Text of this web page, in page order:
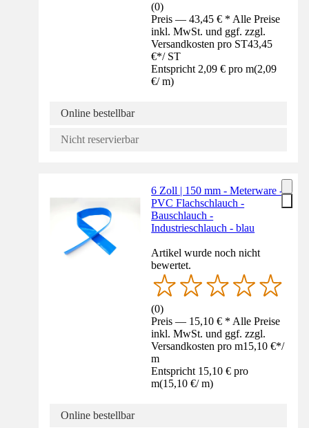
(0)
Preis — 43,45 € * Alle Preise
inkl. MwSt. und ggf. zzgl.
Versandkosten pro ST43,45
€*/ ST
Entspricht 2,09 € pro m(2,09
€/ m)
Online bestellbar
Nicht reservierbar
6 Zoll | 150 mm - Meterware -
PVC Flachschlauch -
Bauschlauch -
Industrieschlauch - blau
Artikel wurde noch nicht
bewertet.
(0)
Preis — 15,10 € * Alle Preise
inkl. MwSt. und ggf. zzgl.
Versandkosten pro m15,10 €*/
m
Entspricht 15,10 € pro
m(15,10 €/ m)
Online bestellbar